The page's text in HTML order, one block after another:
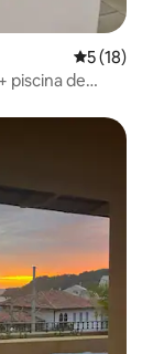
5 de uma
5 (18)
piscina de